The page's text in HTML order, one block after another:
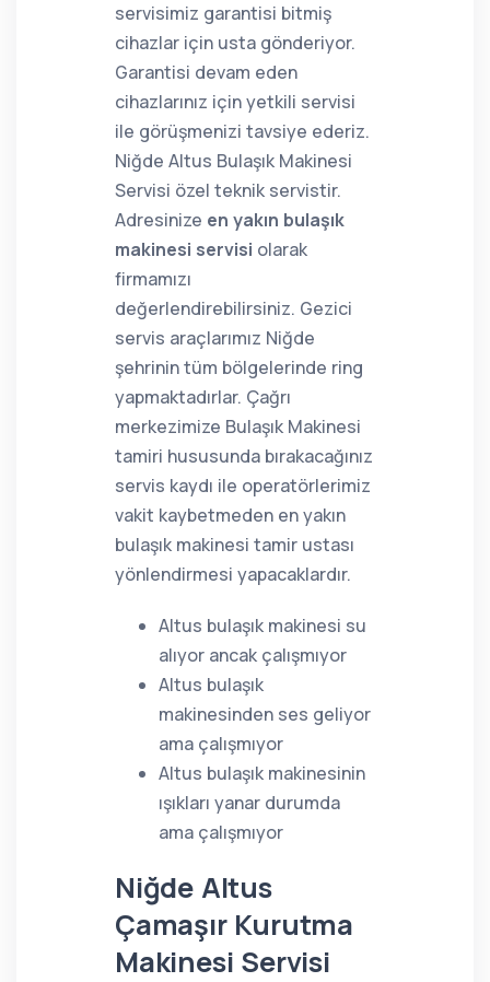
servisimiz garantisi bitmiş
cihazlar için usta gönderiyor.
Garantisi devam eden
cihazlarınız için yetkili servisi
ile görüşmenizi tavsiye ederiz.
Niğde Altus Bulaşık Makinesi
Servisi özel teknik servistir.
Adresinize en yakın bulaşık
makinesi servisi olarak
firmamızı
değerlendirebilirsiniz. Gezici
servis araçlarımız Niğde
şehrinin tüm bölgelerinde ring
yapmaktadırlar. Çağrı
merkezimize Bulaşık Makinesi
tamiri hususunda bırakacağınız
servis kaydı ile operatörlerimiz
vakit kaybetmeden en yakın
bulaşık makinesi tamir ustası
yönlendirmesi yapacaklardır.
Altus bulaşık makinesi su
alıyor ancak çalışmıyor
Altus bulaşık
makinesinden ses geliyor
ama çalışmıyor
Altus bulaşık makinesinin
ışıkları yanar durumda
ama çalışmıyor
Niğde Altus
Çamaşır Kurutma
Makinesi Servisi